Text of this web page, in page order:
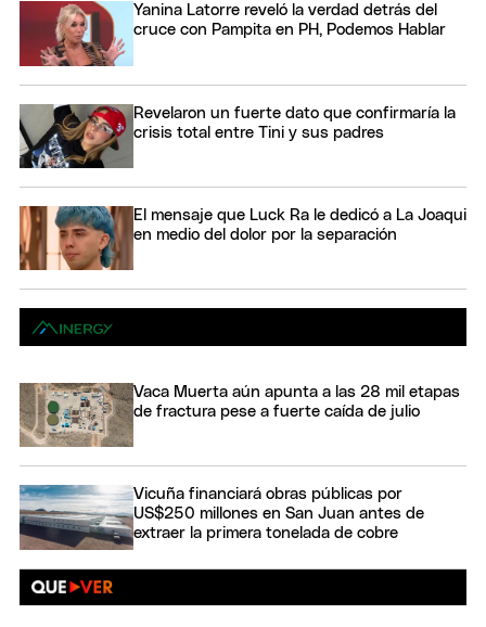
Yanina Latorre reveló la verdad detrás del
cruce con Pampita en PH, Podemos Hablar
Revelaron un fuerte dato que confirmaría la
crisis total entre Tini y sus padres
El mensaje que Luck Ra le dedicó a La Joaqui
en medio del dolor por la separación
Vaca Muerta aún apunta a las 28 mil etapas
de fractura pese a fuerte caída de julio
Vicuña financiará obras públicas por
US$250 millones en San Juan antes de
extraer la primera tonelada de cobre